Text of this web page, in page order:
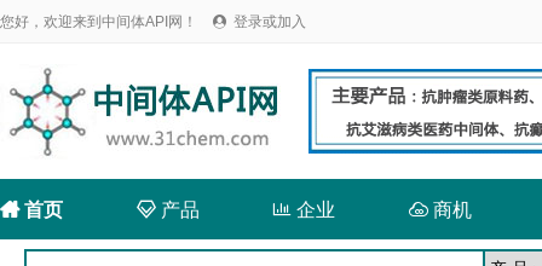
您好，欢迎来到中间体API网！  登录或加入
首页 产品  企业  商机